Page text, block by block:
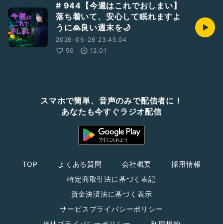
# 944【今週はこれでおしまい】
落ち着いて、安心して眠れますよ
うに🙏良い週末を🌙
2026-06-26 23:45:04
50
12:01
スマホで簡単、音声のみで配信者に！
あなたも今すぐラジオ配信
TOP よくある質問 会社概要
採用情報
特定商取引法に基づく表記
資金決済法に基づく表示
サービスプライバシーポリシー